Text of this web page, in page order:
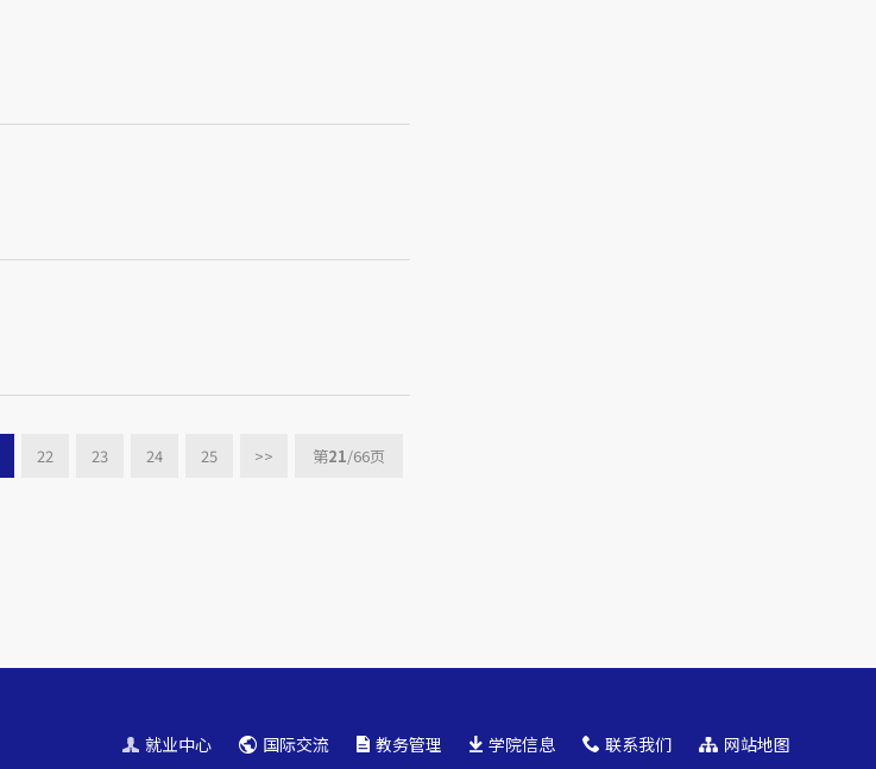
22 23 24 25 >> 第21/66页
就业中心 国际交流 教务管理 学院信息 联系我们 网站地图